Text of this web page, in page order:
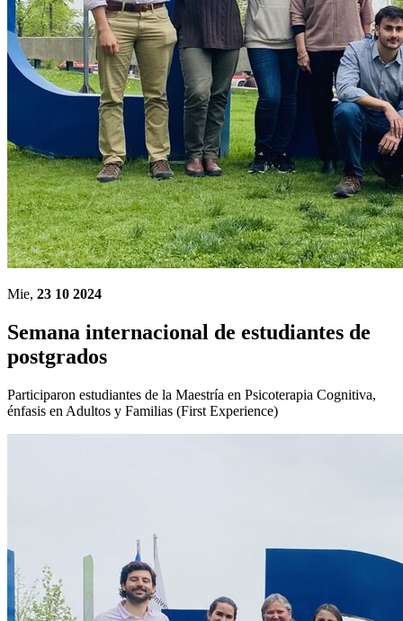
Mie, 23 10 2024
Semana internacional de estudiantes de
postgrados
Participaron estudiantes de la Maestría en Psicoterapia Cognitiva,
énfasis en Adultos y Familias (First Experience)